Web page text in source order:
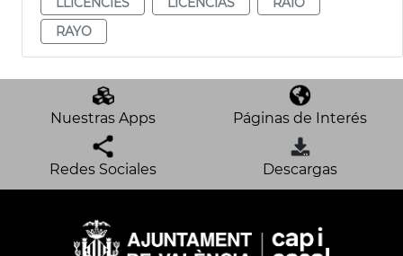
RAYO
Nuestras Apps Páginas de Interés
Redes Sociales Descargas